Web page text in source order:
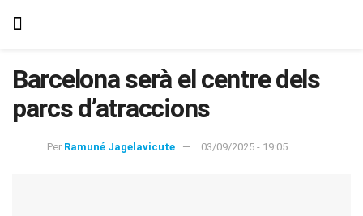
Barcelona serà el centre dels
parcs d’atraccions
Per Ramuné Jagelavicute 03/09/2025 - 19:05